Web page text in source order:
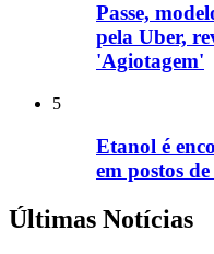
Passe,
pela Uber,
'Agiotagem'
5
Etanol é
em postos
Últimas Notícias